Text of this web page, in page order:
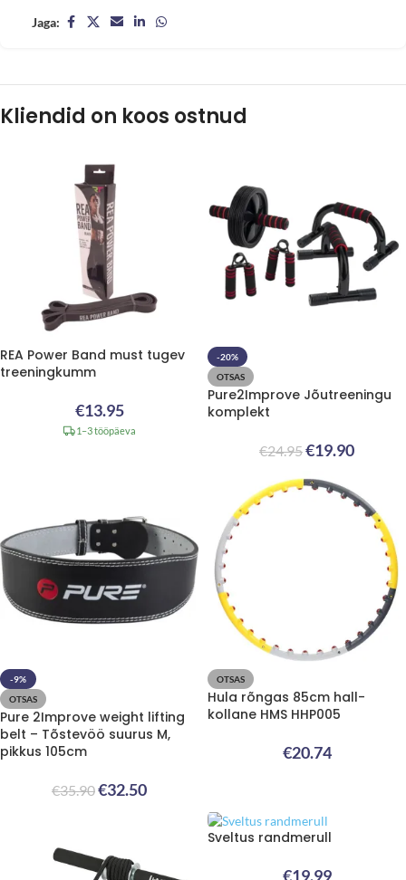
Jaga:
Kliendid on koos ostnud
REA Power Band must tugev
treeningkumm
€13.95
1–3 tööpäeva
-20%
OTSAS
Pure2Improve Jõutreeningu
komplekt
€24.95€19.90
-9%
OTSAS
Pure 2Improve weight lifting
belt – Tõstevöö suurus M,
pikkus 105cm
€35.90€32.50
OTSAS
Hula rõngas 85cm hall-
kollane HMS HHP005
€20.74
Sveltus randmerull
€19.99